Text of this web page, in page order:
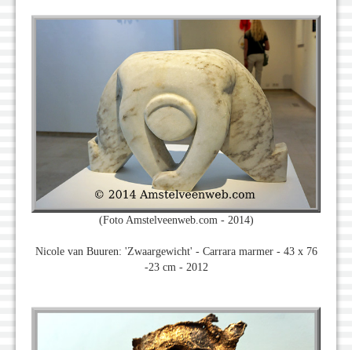
(Foto Amstelveenweb.com - 2014)
Nicole van Buuren: 'Zwaargewicht' - Carrara marmer - 43 x 76
-23 cm - 2012